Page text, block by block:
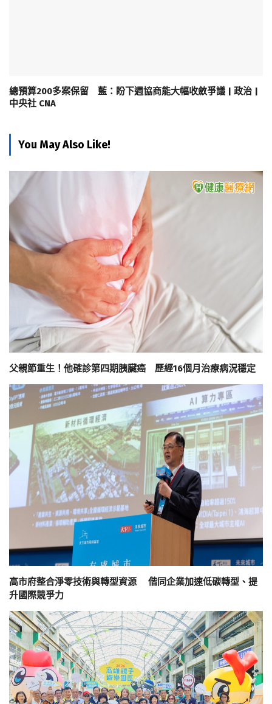
總預算200多案保留 藍：盼下週協商能大幅收斂爭議 | 政治 |
中央社 CNA
You May Also Like!
父親節重生！他確診第四期胰臟癌 歷經16個月治療病況穩定
高市府整合淨零技術與轉型資源 偕同企業加速低碳轉型、提
升國際競爭力